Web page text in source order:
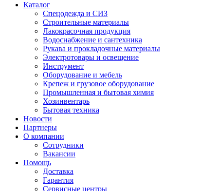
Каталог
Спецодежда и СИЗ
Строительные материалы
Лакокрасочная продукция
Водоснабжение и сантехника
Рукава и прокладочные материалы
Электротовары и освещение
Инструмент
Оборудование и мебель
Крепеж и грузовое оборудование
Промышленная и бытовая химия
Хозинвентарь
Бытовая техника
Новости
Партнеры
О компании
Сотрудники
Вакансии
Помощь
Доставка
Гарантия
Сервисные центры